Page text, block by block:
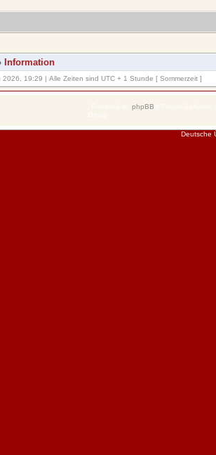
Information
19:29 | Alle Zeiten sind UTC + 1 Stunde [ Sommerzeit ]
phpBB
Deutsche